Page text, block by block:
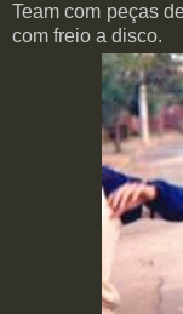
Team com peças
com freio a disco.